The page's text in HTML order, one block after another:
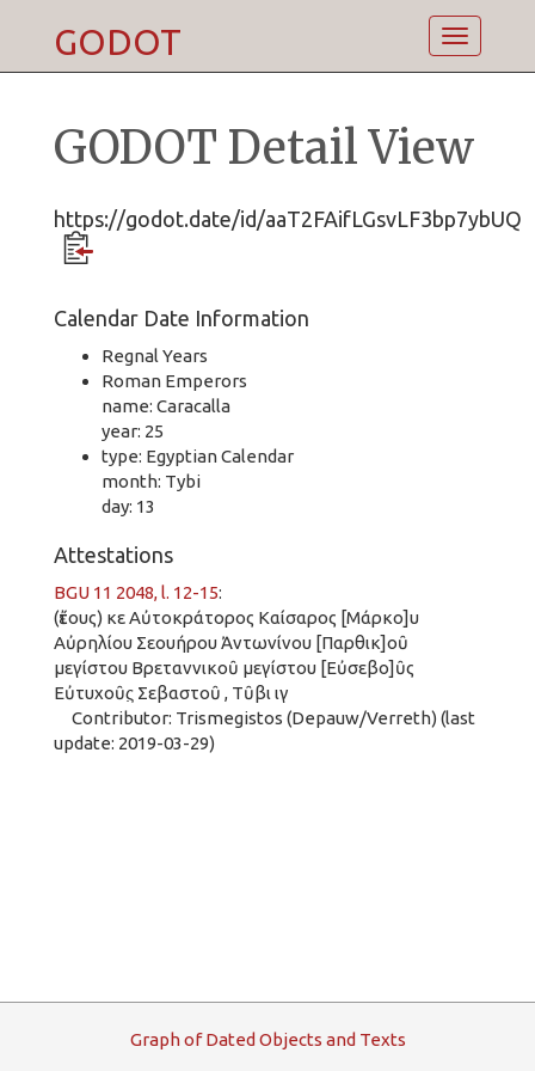
Toggle
GODOT
GODOT Detail View
https://godot.date/id/aaT2FAifLGsvLF3bp7ybUQ
Calendar Date Information
Regnal Years
Roman Emperors
name: Caracalla
year: 25
type: Egyptian Calendar
month: Tybi
day: 13
Attestations
BGU 11 2048, l. 12-15:
(ἔτους) κε Αὐτοκράτορος Καίσαρος [Μάρκο]υ
Αὐρηλίου Σεουήρου Ἀντωνίνου [Παρθικ]οῦ
μεγίστου Βρεταννικοῦ μεγίστου [Εὐσεβο]ῦς
Εὐτυχοῦς̣ Σεβαστοῦ , Τῦβι ιγ
Contributor: Trismegistos (Depauw/Verreth) (last
update: 2019-03-29)
GraphofDated Objects and Texts